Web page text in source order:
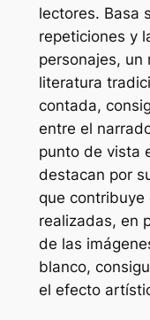
lectores. Basa
repeticiones y
personajes, un
literatura
contada,
entre el
punto de vista
destacan por
que contribuye
realizadas, en
de las
blanco,
el efecto